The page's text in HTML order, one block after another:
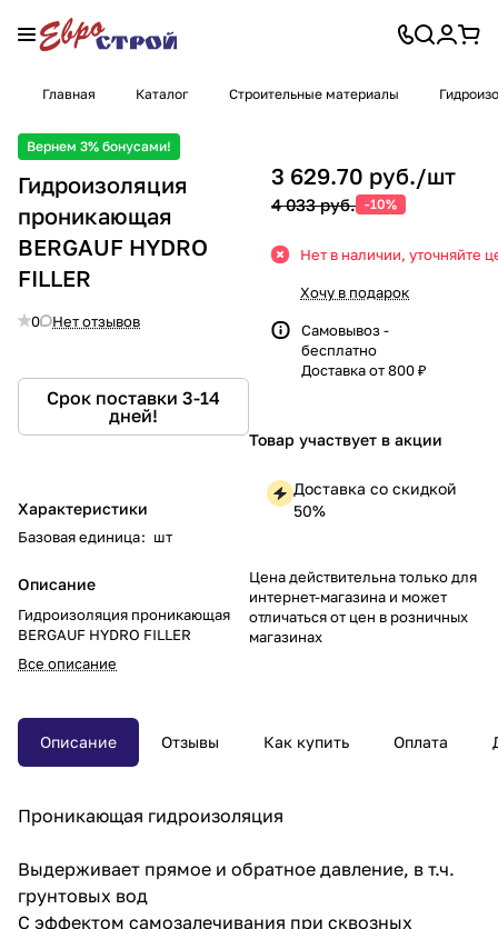
Главная Каталог Строительные материалы
Вернем 3% бонусами!
Гидроизоляция
проникающая
BERGAUF HYDRO
FILLER
0 Нет отзывов
Срок поставки 3-14
дней!
Характеристики
Базовая единица: шт
Описание
Гидроизоляция проникающая
BERGAUF HYDRO FILLER
Все описание
3 629.70 руб./шт
4 033 руб. -10%
Нет в наличии, уточняйте
Хочу в подарок
Самовывоз -
бесплатно
Доставка от 800 ₽
Товар участвует в акции
Доставка со скидкой
50%
Цена действительна только для
интернет-магазина и может
отличаться от цен в розничных
магазинах
Описание Отзывы Как купить Оплата
Проникающая гидроизоляция
Выдерживает прямое и обратное давление, в т.ч.
грунтовых вод
С эффектом самозалечивания при сквозных